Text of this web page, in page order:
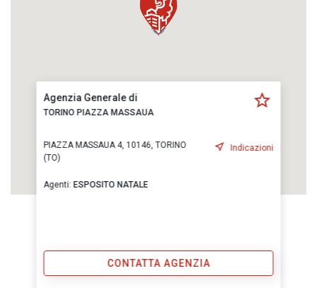
Agenzia Generale di
TORINO PIAZZA MASSAUA
PIAZZA MASSAUA 4, 10146, TORINO
(TO)
Indicazioni
Agenti: ESPOSITO NATALE
CONTATTA AGENZIA